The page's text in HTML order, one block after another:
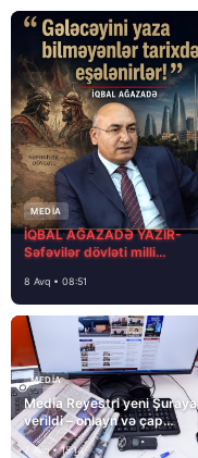
MEDİA
İQBAL AĞAZADƏ YAZIR-
Səfəvilər dövləti milli
8 Avq • 08:51
MEDİA
Media Reyestri yeni Şuraya
verildi – onlayn və çap
mediasını nə gözləyir?
7 Avq • 15:14